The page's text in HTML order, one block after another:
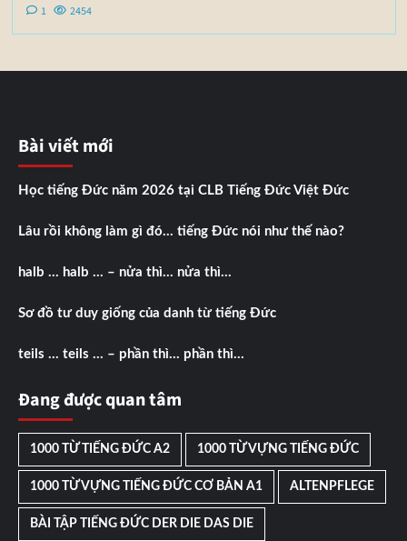
1 2454
Bài viết mới
Học tiếng Đức năm 2026 tại CLB Tiếng Đức Việt Đức
Lâu rồi không làm gì đó… tiếng Đức nói như thế nào?
halb … halb … – nửa thì… nửa thì…
Sơ đồ tư duy giống của danh từ tiếng Đức
teils … teils … – phần thì… phần thì…
Đang được quan tâm
1000 TỪ TIẾNG ĐỨC A2 1000 TỪ VỰNG TIẾNG ĐỨC
1000 TỪ VỰNG TIẾNG ĐỨC CƠ BẢN A1 ALTENPFLEGE
BÀI TẬP TIẾNG ĐỨC DER DIE DAS DIE